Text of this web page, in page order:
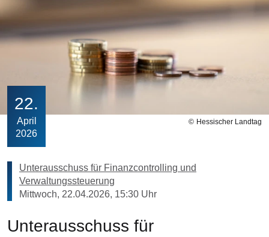
Hessischer Landtag
22
April
2026
Unterausschuss für Finanzcontrolling und
Verwaltungssteuerung
Mittwoch, 22.04.2026, 15:30 Uhr
Unterausschuss für